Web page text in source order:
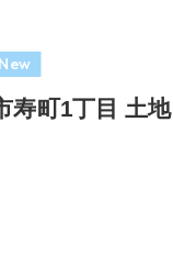
New
市寿町1丁目